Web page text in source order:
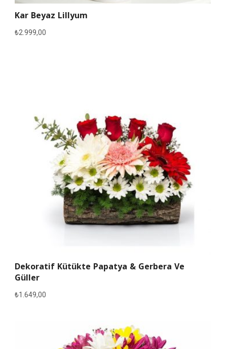
Kar Beyaz Lillyum
₺2.999,00
Dekoratif Kütükte Papatya & Gerbera Ve
Güller
₺1.649,00